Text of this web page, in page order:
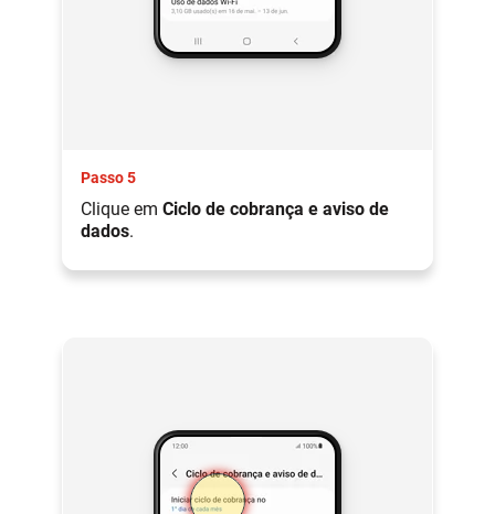
Passo 5
Clique em Ciclo de cobrança e aviso de
dados.